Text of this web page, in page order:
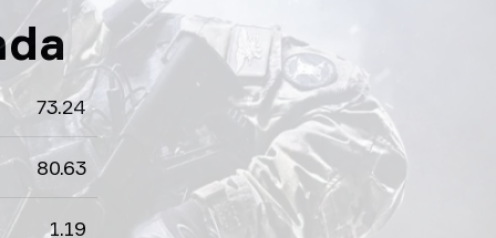
73.24
80.63
1.19